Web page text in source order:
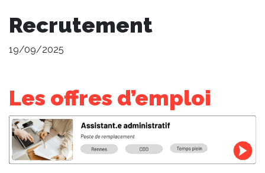
Recrutement
19/09/2025
Les offres d’emploi